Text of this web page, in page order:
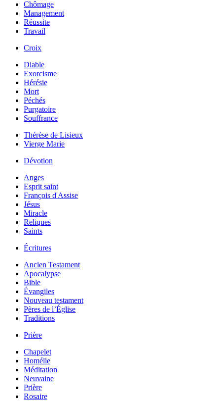
Chômage
Management
Réussite
Travail
Croix
Diable
Exorcisme
Hérésie
Mort
Péchés
Purgatoire
Souffrance
Thérèse de Lisieux
Vierge Marie
Dévotion
Anges
Esprit saint
François d'Assise
Jésus
Miracle
Reliques
Saints
Écritures
Ancien Testament
Apocalypse
Bible
Évangiles
Nouveau testament
Pères de l’Église
Traditions
Prière
Chapelet
Homélie
Méditation
Neuvaine
Prière
Rosaire